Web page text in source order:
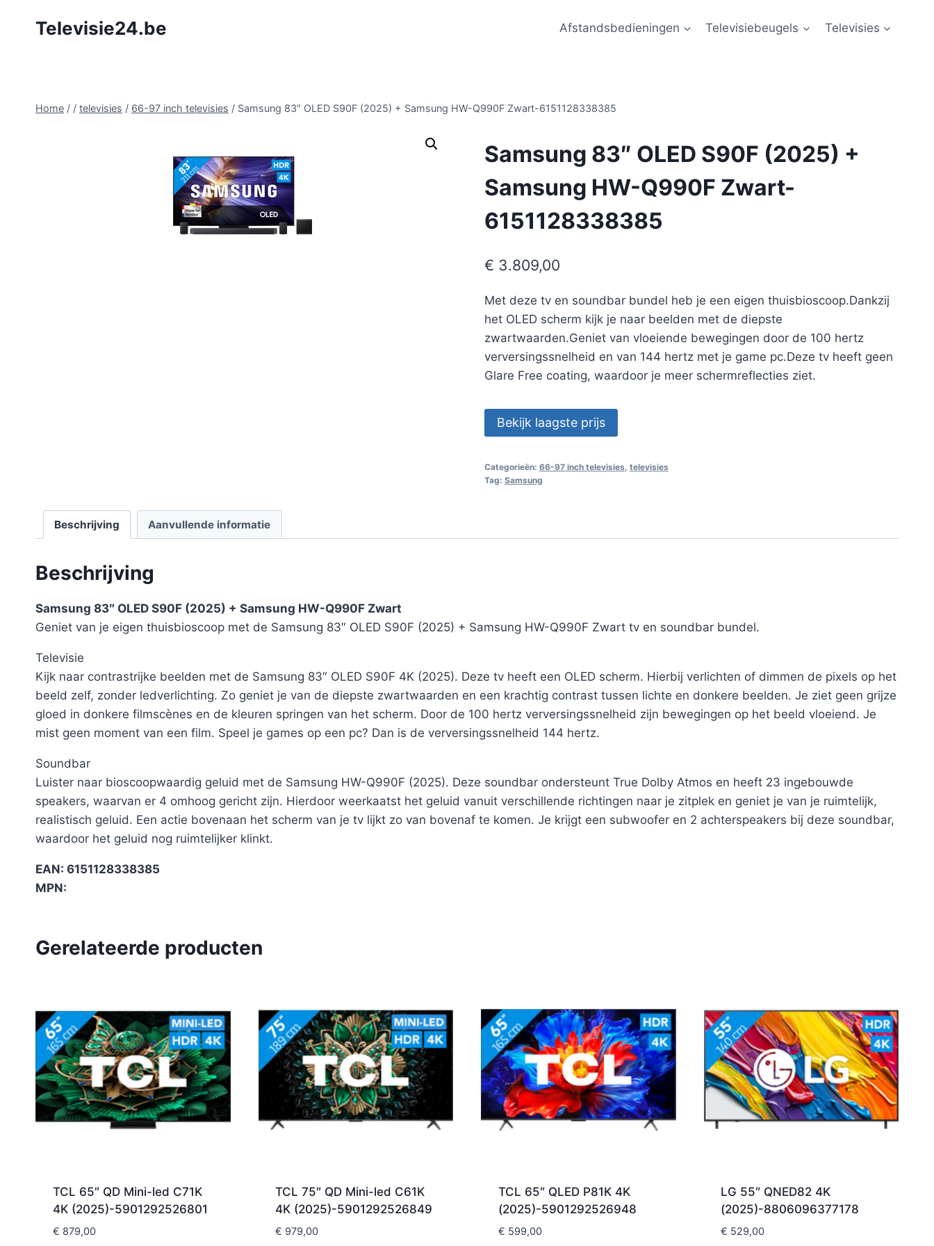
Televisie24.be Afstandsbedieningen Televisiebeugels Televisies
Home / / televisies / 66-97 inch televisies / Samsung 83″ OLED S90F (2025) + Samsung HW-Q990F Zwart-6151128338385
Samsung 83″ OLED S90F (2025) +
Samsung HW-Q990F Zwart-
6151128338385
€ 3.809,00
Met deze tv en soundbar bundel heb je een eigen thuisbioscoop.Dankzij
het OLED scherm kijk je naar beelden met de diepste
zwartwaarden.Geniet van vloeiende bewegingen door de 100 hertz
verversingssnelheid en van 144 hertz met je game pc.Deze tv heeft geen
Glare Free coating, waardoor je meer schermreflecties ziet.
Bekijk laagste prijs
Categorieën: 66-97 inch televisies televisies
Tag: Samsung
Beschrijving Aanvullende informatie
Beschrijving
Samsung 83″ OLED S90F (2025) + Samsung HW-Q990F Zwart
Geniet van je eigen thuisbioscoop met de Samsung 83″ OLED S90F (2025) + Samsung HW-Q990F Zwart tv en soundbar bundel.
Televisie
Kijk naar contrastrijke beelden met de Samsung 83″ OLED S90F 4K (2025). Deze tv heeft een OLED scherm. Hierbij verlichten of dimmen de pixels op het
beeld zelf, zonder ledverlichting. Zo geniet je van de diepste zwartwaarden en een krachtig contrast tussen lichte en donkere beelden. Je ziet geen grijze
gloed in donkere filmscènes en de kleuren springen van het scherm. Door de 100 hertz verversingssnelheid zijn bewegingen op het beeld vloeiend. Je
mist geen moment van een film. Speel je games op een pc? Dan is de verversingssnelheid 144 hertz.
Soundbar
Luister naar bioscoopwaardig geluid met de Samsung HW-Q990F (2025). Deze soundbar ondersteunt True Dolby Atmos en heeft 23 ingebouwde
speakers, waarvan er 4 omhoog gericht zijn. Hierdoor weerkaatst het geluid vanuit verschillende richtingen naar je zitplek en geniet je van je ruimtelijk,
realistisch geluid. Een actie bovenaan het scherm van je tv lijkt zo van bovenaf te komen. Je krijgt een subwoofer en 2 achterspeakers bij deze soundbar,
waardoor het geluid nog ruimtelijker klinkt.
EAN: 6151128338385
MPN:
Gerelateerde producten
TCL 65″ QD Mini-led C71K
4K (2025)-5901292526801
€ 879,00
TCL 75″ QD Mini-led C61K
4K (2025)-5901292526849
€ 979,00
TCL 65″ QLED P81K 4K
(2025)-5901292526948
€ 599,00
LG 55″ QNED82 4K
(2025)-8806096377178
€ 529,00